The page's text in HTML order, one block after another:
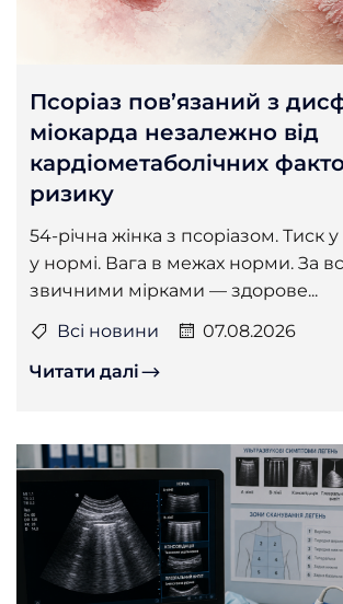
Псоріаз пов’язаний з
міокарда незалежно від
кардіометаболічних
ризику
54-річна жінка з псоріазом. Тиск
у нормі. Вага в межах норми. За
звичними мірками — здорове...
Всі новини
07.08.2026
Читати далі